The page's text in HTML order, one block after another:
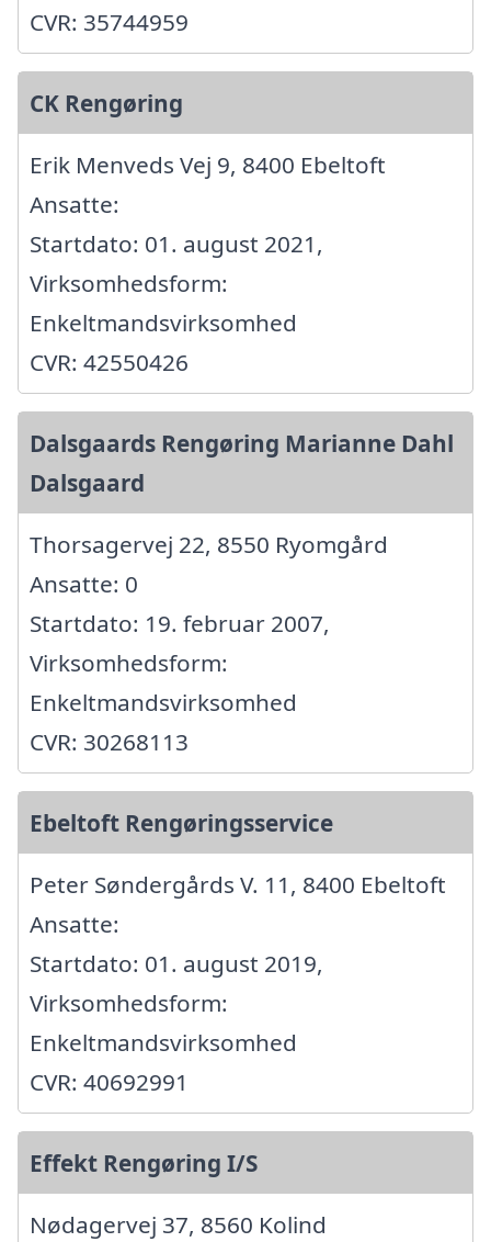
CVR: 35744959
CK Rengøring
Erik Menveds Vej 9, 8400 Ebeltoft
Ansatte:
Startdato: 01. august 2021,
Virksomhedsform:
Enkeltmandsvirksomhed
CVR: 42550426
Dalsgaards Rengøring Marianne Dahl
Dalsgaard
Thorsagervej 22, 8550 Ryomgård
Ansatte: 0
Startdato: 19. februar 2007,
Virksomhedsform:
Enkeltmandsvirksomhed
CVR: 30268113
Ebeltoft Rengøringsservice
Peter Søndergårds V. 11, 8400 Ebeltoft
Ansatte:
Startdato: 01. august 2019,
Virksomhedsform:
Enkeltmandsvirksomhed
CVR: 40692991
Effekt Rengøring I/S
Nødagervej 37, 8560 Kolind